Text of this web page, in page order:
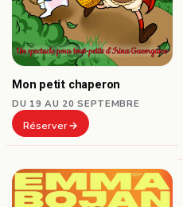
Mon petit chaperon
DU 19 AU 20 SEPTEMBRE
Réserver